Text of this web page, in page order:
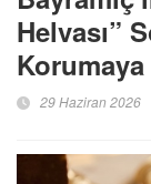
Helvası”
29 Haziran 2026